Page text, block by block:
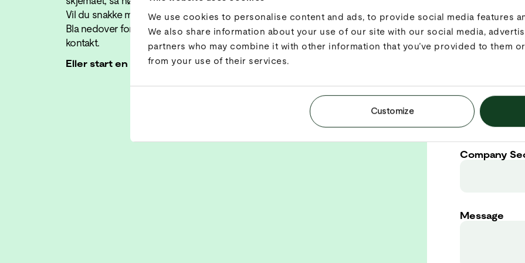
We use cookies to personalise content and ads, to provide social media features
We also share information about your use of our site with our social media,
partners who may combine it with other information that you’ve provided to them
from your use of their services.
Customize
Vil du snakke med en ekspert med én gang?
Bla nedover for å finne riktig spesialist og ta
kontakt.
Eller start en chat med Jelmer:Start chat
Company
Company
Company
Message